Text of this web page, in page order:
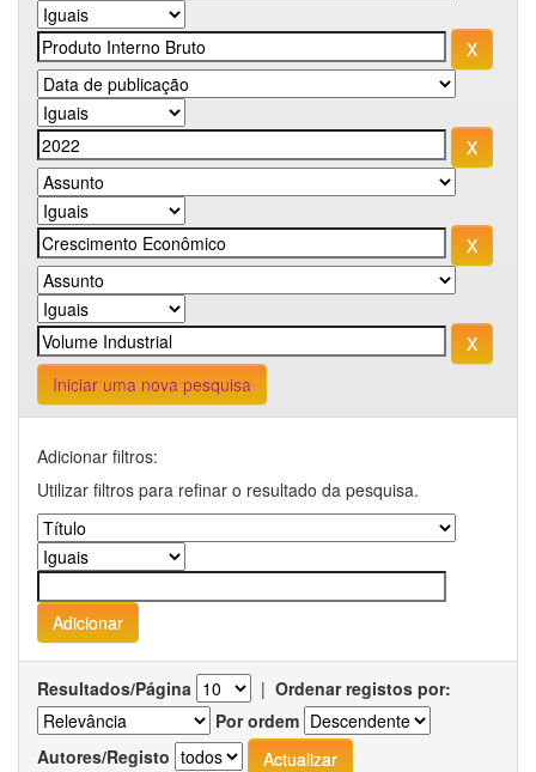
Iniciar uma nova pesquisa
Adicionar filtros:
Utilizar filtros para refinar o resultado da pesquisa.
Resultados/Página | Ordenar registos por:
Por ordem
Autores/Registo